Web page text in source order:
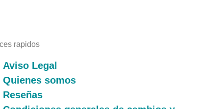
rapidos
Aviso Legal
Quienes somos
Reseñas